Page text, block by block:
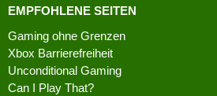
EMPFOHLENE SEITEN
Gaming ohne Grenzen
Xbox Barrierefreiheit
Unconditional Gaming
Can I Play That?